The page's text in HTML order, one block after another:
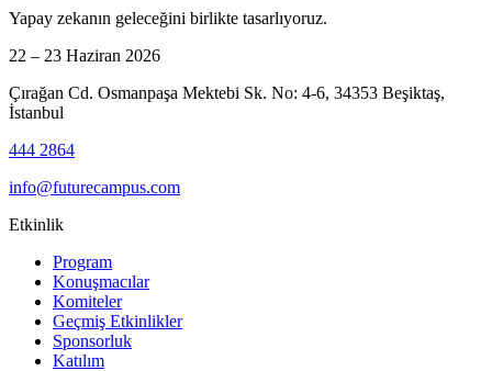
Yapay zekanın geleceğini birlikte tasarlıyoruz.
22 – 23 Haziran 2026
Çırağan Cd. Osmanpaşa Mektebi Sk. No: 4-6, 34353 Beşiktaş,
İstanbul
444 2864
info@futurecampus.com
Etkinlik
Program
Konuşmacılar
Komiteler
Geçmiş Etkinlikler
Sponsorluk
Katılım